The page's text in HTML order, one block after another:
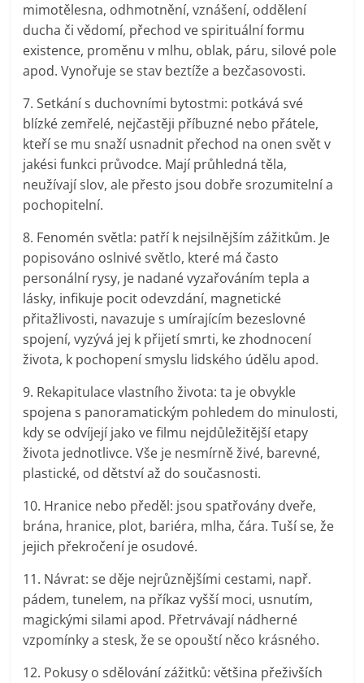
mimotělesna, odhmotnění, vznášení, oddělení
ducha či vědomí, přechod ve spirituální formu
existence, proměnu v mlhu, oblak, páru, silové pole
apod. Vynořuje se stav beztíže a bezčasovosti.
7. Setkání s duchovními bytostmi: potkává své
blízké zemřelé, nejčastěji příbuzné nebo přátele,
kteří se mu snaží usnadnit přechod na onen svět v
jakési funkci průvodce. Mají průhledná těla,
neužívají slov, ale přesto jsou dobře srozumitelní a
pochopitelní.
8. Fenomén světla: patří k nejsilnějším zážitkům. Je
popisováno oslnivé světlo, které má často
personální rysy, je nadané vyzařováním tepla a
lásky, infikuje pocit odevzdání, magnetické
přitažlivosti, navazuje s umírajícím bezeslovné
spojení, vyzývá jej k přijetí smrti, ke zhodnocení
života, k pochopení smyslu lidského údělu apod.
9. Rekapitulace vlastního života: ta je obvykle
spojena s panoramatickým pohledem do minulosti,
kdy se odvíjejí jako ve filmu nejdůležitější etapy
života jednotlivce. Vše je nesmírně živé, barevné,
plastické, od dětství až do současnosti.
10. Hranice nebo předěl: jsou spatřovány dveře,
brána, hranice, plot, bariéra, mlha, čára. Tuší se, že
jejich překročení je osudové.
11. Návrat: se děje nejrůznějšími cestami, např.
pádem, tunelem, na příkaz vyšší moci, usnutím,
magickými silami apod. Přetrvávají nádherné
vzpomínky a stesk, že se opouští něco krásného.
12. Pokusy o sdělování zážitků: většina přeživších